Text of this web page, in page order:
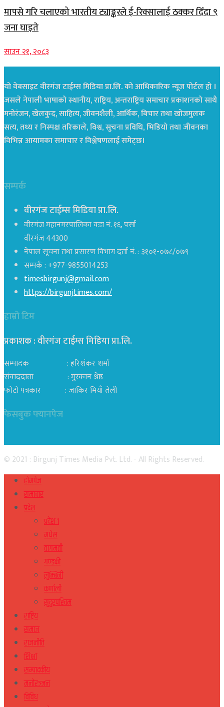
मापसे गरि चलाएको भारतीय ट्याङ्करले ई-रिक्सालाई ठक्कर दिँदा ९
जना घाइते
साउन २१, २०८३
यो वेबसाइट वीरगंज टाईम्स मिडिया प्रा.लि. को आधिकारिक न्यूज पोर्टल हो ।
जसले नेपाली भाषाको स्थानीय, राष्ट्रिय, अन्तराष्ट्रिय समाचार प्रकाशनको साथै
मनोरंजन, खेलकुद, साहित्य, जीवनशैली, आर्थिक, बिचार तथा खोजमुलक
सत्य, तथ्य र निस्पक्ष तरिकाले, विश्व, सुचना प्रविधि, भिडियो तथा जीवनका
विभिन्न आयामका समाचार र विश्लेषणलाई समेट्छ।
सम्पर्क
वीरगंज टाईम्स मिडिया प्रा.लि.
वीरगंज महानगरपालिका वडा नं. १६, पर्सा
वीरगंज 44300
नेपाल सूचना तथा प्रसारण विभाग दर्ता नं. : ३१०१-०७८/०७९
सम्पर्क : +977-9855014253
timesbirgunj@gmail.com
https://birgunjtimes.com/
हाम्रो टिम
प्रकाशक : वीरगंज टाईम्स मिडिया प्रा‍.लि.
सम्पादक : हरिशंकर शर्मा
संवाददाता : मुस्कान श्रेष्ठ
फोटो पत्रकार : जाकिर मियाँ तेली
फेसबुक फ्यानपेज
© 2021 : Birgunj Times Media Pvt. Ltd. - All Rights Reserved.
होमपेज
समाचार
प्रदेश
प्रदेश १
मधेस
वागमती
गण्डकी
लुम्बिनी
कर्णाली
सुदुरपस्चिम
राष्ट्रिय
समाज
राजनीति
शिक्षा
सम्पादकीय
मनोरञ्जन
विविध